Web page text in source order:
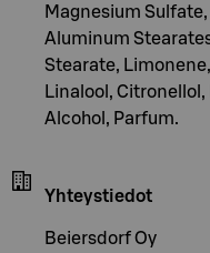
Magnesium
Aluminum
Stearate,
Linalool, Citronellol,
Alcohol, Parfum.
Yhteystiedot
Beiersdorf Oy